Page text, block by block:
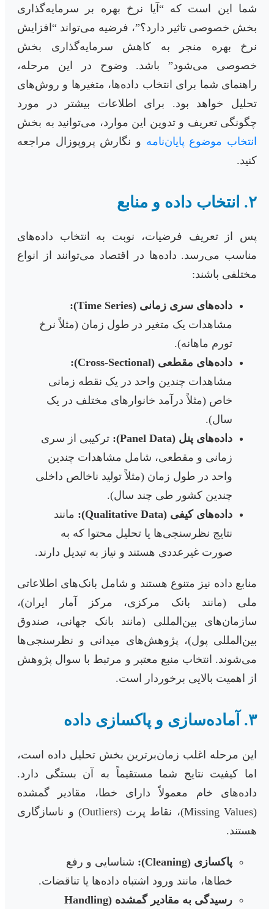
شما این است که “آیا نرخ بهره بر سرمایه‌گذاری
بخش خصوصی تاثیر دارد؟”، فرضیه می‌تواند “افزایش
نرخ بهره منجر به کاهش سرمایه‌گذاری بخش
خصوصی می‌شود” باشد. وضوح در این مرحله،
راهنمای شما برای انتخاب داده‌ها، متغیرها و روش‌های
تحلیل خواهد بود. برای اطلاعات بیشتر در مورد
چگونگی تعریف و تدوین این موارد، می‌توانید به بخش
انتخاب موضوع پایان‌نامه و نگارش پروپوزال مراجعه
کنید.
۲. انتخاب داده و منابع
پس از تعریف فرضیات، نوبت به انتخاب داده‌های
مناسب می‌رسد. داده‌ها در اقتصاد می‌توانند از انواع
مختلفی باشند:
داده‌های سری زمانی (Time Series):
مشاهدات یک متغیر در طول زمان (مثلاً نرخ
تورم ماهانه).
داده‌های مقطعی (Cross-Sectional):
مشاهدات چندین واحد در یک نقطه زمانی
خاص (مثلاً درآمد خانوارهای مختلف در یک
سال).
داده‌های پنل (Panel Data):
ترکیبی از سری
زمانی و مقطعی، شامل مشاهدات چندین
واحد در طول زمان (مثلاً تولید ناخالص داخلی
چندین کشور طی چند سال).
داده‌های کیفی (Qualitative Data):
مانند
نتایج نظرسنجی‌ها یا تحلیل محتوا که به
صورت غیرعددی هستند و نیاز به تبدیل دارند.
منابع داده نیز متنوع هستند و شامل بانک‌های اطلاعاتی
ملی (مانند بانک مرکزی، مرکز آمار ایران)،
سازمان‌های بین‌المللی (مانند بانک جهانی، صندوق
بین‌المللی پول)، پژوهش‌های میدانی و نظرسنجی‌ها
می‌شوند. انتخاب منبع معتبر و مرتبط با سوال پژوهش
از اهمیت بالایی برخوردار است.
۳. آماده‌سازی و پاکسازی داده
این مرحله اغلب زمان‌برترین بخش تحلیل داده است،
اما کیفیت نتایج شما مستقیماً به آن بستگی دارد.
داده‌های خام معمولاً دارای خطا، مقادیر گمشده
(Missing Values)، نقاط پرت (Outliers) و ناسازگاری
هستند.
پاکسازی (Cleaning):
شناسایی و رفع
خطاها، مانند ورود اشتباه داده‌ها یا تناقضات.
رسیدگی به مقادیر گمشده (Handling